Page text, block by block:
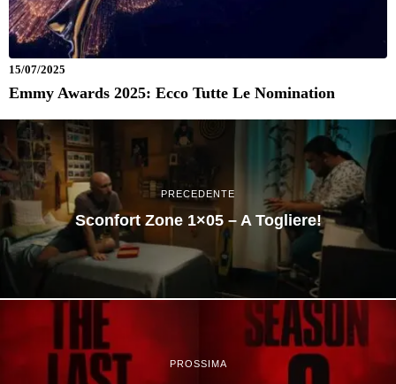
15/07/2025
Emmy Awards 2025: Ecco Tutte Le Nomination
PRECEDENTE
Sconfort Zone 1×05 – A Togliere!
PROSSIMA